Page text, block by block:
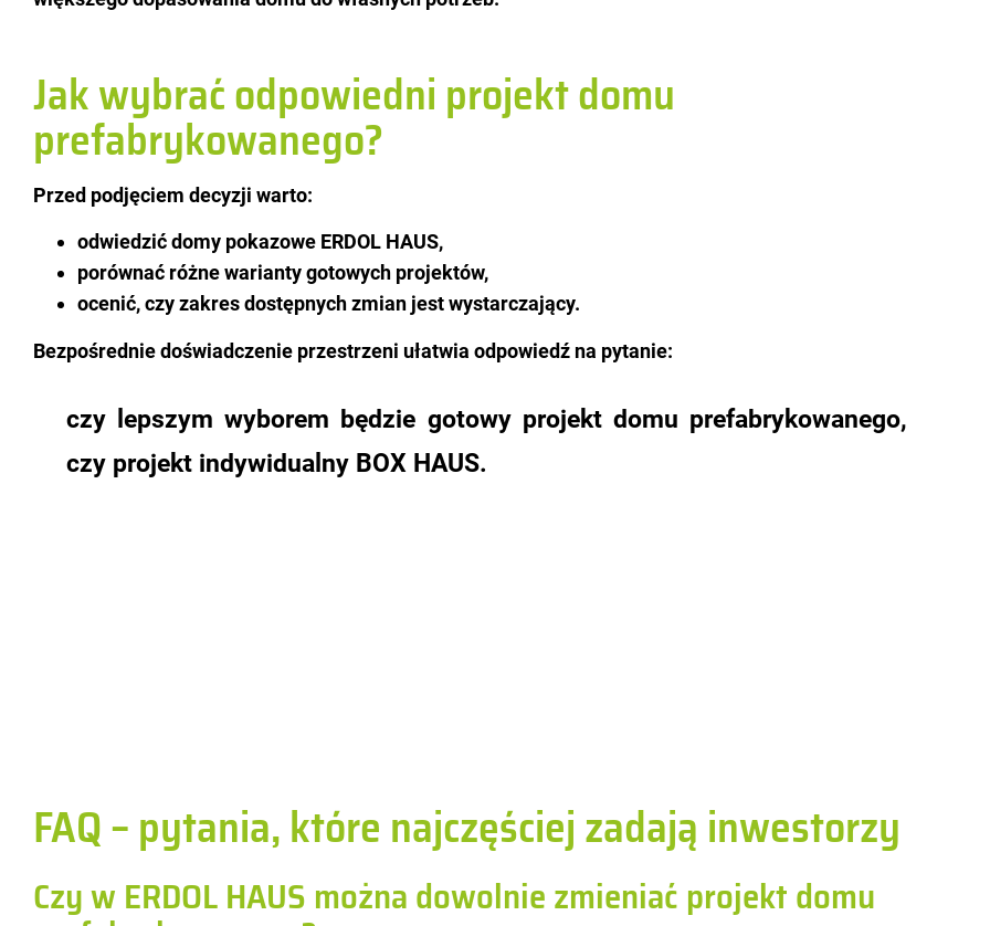
Jak wybrać odpowiedni projekt domu
prefabrykowanego?
Przed pod­ję­ciem de­cy­zji warto:
odwiedzić domy pokazowe ERDOL HAUS,
porównać różne warianty gotowych projektów,
ocenić, czy zakres dostępnych zmian jest wystarczający.
Bez­po­śred­nie do­świad­cze­nie prze­strze­ni uła­twia od­po­wiedź na py­ta­nie:
czy lep­szym wy­bo­rem bę­dzie go­to­wy pro­jekt domu pre­fa­bry­ko­wa­ne­go,
czy pro­jekt in­dy­wi­du­al­ny BOX HAUS.
FAQ – pytania, które najczęściej zadają inwestorzy
Czy w ERDOL HAUS można dowolnie zmieniać projekt domu